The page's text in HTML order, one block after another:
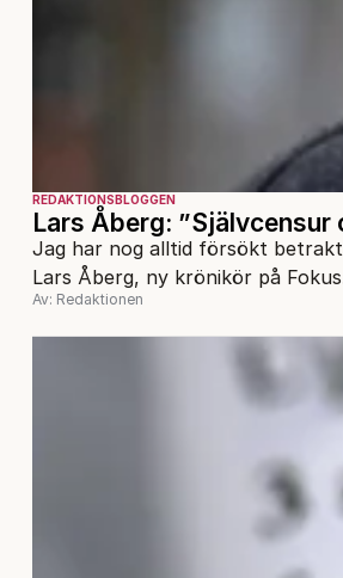
REDAKTIONSBLOGGEN
Lars Åberg:
Jag har nog alltid försökt
Lars Åberg, ny krönikör på
Av: Redaktionen